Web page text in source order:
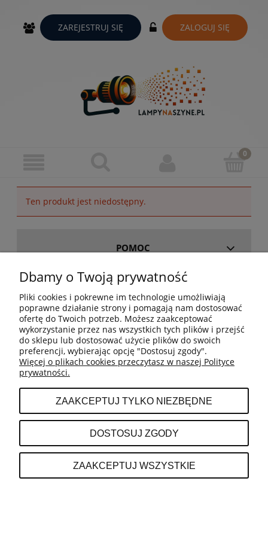
ZAREJESTRUJ SIĘ ZALOGUJ SIĘ
Ten produkt jest niedostępny.
POMOC
BESTSELLERY
MOJE KONTO
PŁATNOŚCI I DOSTAWA
INFORMACJE
O NAS
Dbamy o Twoją prywatność
Pliki cookies i pokrewne im technologie umożliwiają
poprawne działanie strony i pomagają nam dostosować
ofertę do Twoich potrzeb. Możesz zaakceptować
wykorzystanie przez nas wszystkich tych plików i przejść
do sklepu lub dostosować użycie plików do swoich
preferencji, wybierając opcję "Dostosuj zgody".
Więcej o plikach cookies przeczytasz w naszej Polityce
prywatności.
ZAAKCEPTUJ TYLKO NIEZBĘDNE
DOSTOSUJ ZGODY
ZAAKCEPTUJ WSZYSTKIE